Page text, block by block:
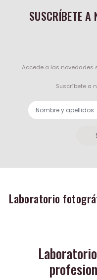
SUSCRÍBETE A
Accede a las novedades
Suscríbete a
Laboratorio